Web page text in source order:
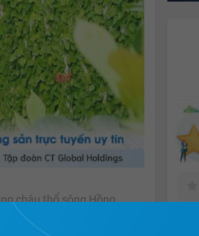
châu thổ sông Hồng.